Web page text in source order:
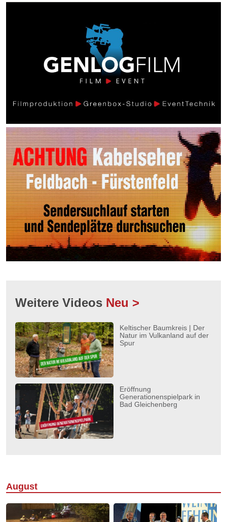
Weitere Videos Neu >
Keltischer Baumkreis | Der
Natur im Vulkanland auf der
Spur
Eröffnung
Generationenspielpark in
Bad Gleichenberg
August